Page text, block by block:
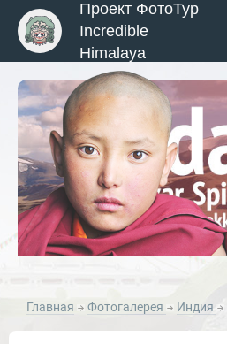
и Туры
Проект ФотоТур
Incredible
Himalaya
Главная Фотогалерея Индия